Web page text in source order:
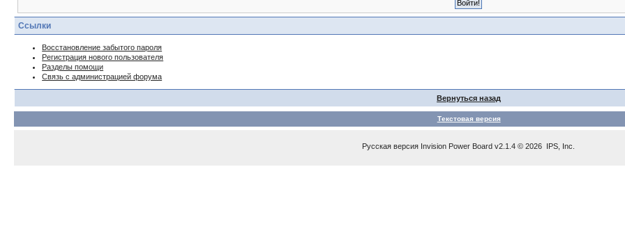
Ссылки
Восстановление забытого пароля
Регистрация нового пользователя
Разделы помощи
Связь с администрацией форума
Вернуться назад
Текстовая версия
Русская версия Invision Power Board v2.1.4 © 2026 IPS, Inc.